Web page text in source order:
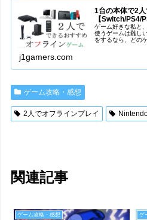
1台の本体で2
【Switch/PS4/
ゲーム好きな私と
使うゲームは難し
をするなら、どの
j1gamers.com
ゲーム攻略・感想
2人でオフラインプレイ
関連記事
ゲーム攻略・感想 ゲ